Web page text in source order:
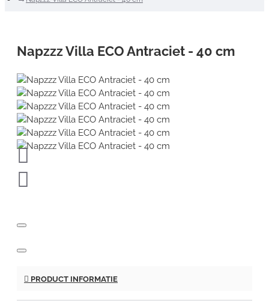
Napzzz Villa ECO Antraciet - 40 cm
PRODUCT INFORMATIE